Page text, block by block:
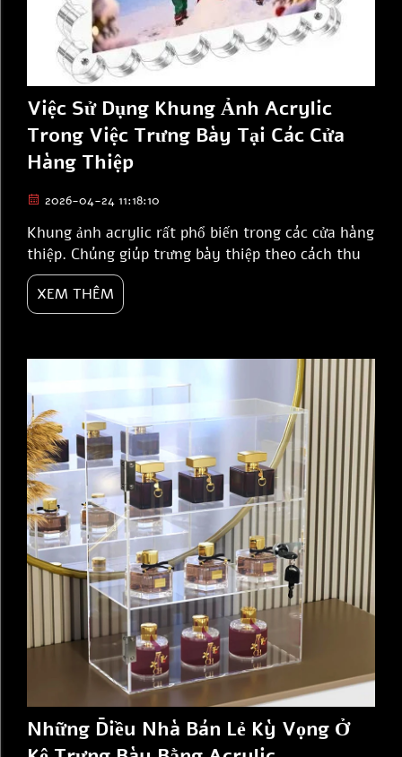
Việc Sử Dụng Khung Ảnh Acrylic
Trong Việc Trưng Bày Tại Các Cửa
Hàng Thiệp
2026-04-24 11:18:10
Khung ảnh acrylic rất phổ biến trong các cửa hàng
thiệp. Chúng giúp trưng bày thiệp theo cách thu
hút ánh nhìn của khách hàng. Những khung này
trong suốt và bóng mượt, nhờ đó thiệp trở nên nổi
bật hơn. Tại các cửa hàng thiệp, việc sử dụng
Chúng có thể biến một ...
XEM THÊM
Những Điều Nhà Bán Lẻ Kỳ Vọng Ở